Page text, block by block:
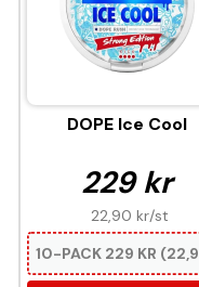
DOPE Ice Cool
229 kr
22,90 kr/st